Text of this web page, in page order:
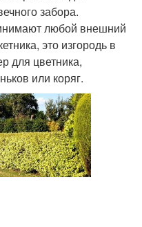
забора.
любой внешний
это изгородь в
для цветника,
или коряг.